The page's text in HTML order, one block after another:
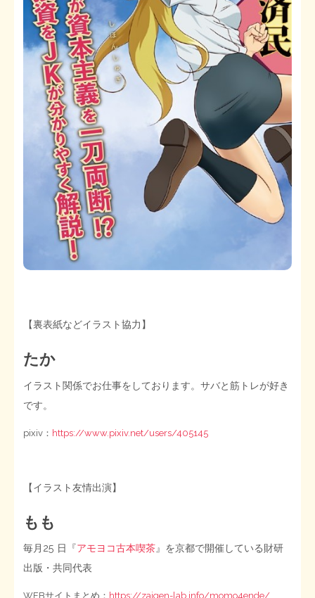
【裏表紙などイラスト協力】
たか
イラスト関係でお仕事をしております。サバと筋トレが好き
です。
pixiv： https://www.pixiv.net/users/405145
【イラスト友情出演】
もも
毎月25 日『アモヨコ古本喫茶』を京都で開催している財研
出版・共同代表
WEBサイトまとめ： https://zaigen-lab.info/momo4ende/